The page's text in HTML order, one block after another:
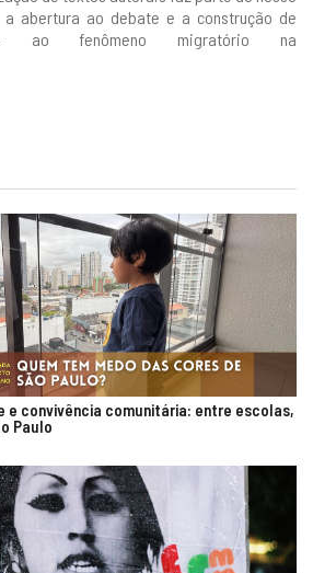
a abertura ao debate e a construção de
ao fenômeno migratório na
e convivência comunitária: entre escolas,
Paulo